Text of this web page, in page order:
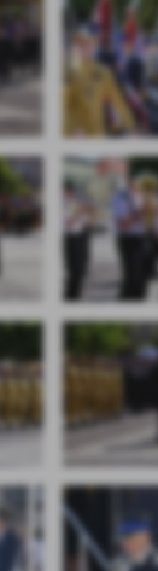
oraz innych
pośredników
ofert,